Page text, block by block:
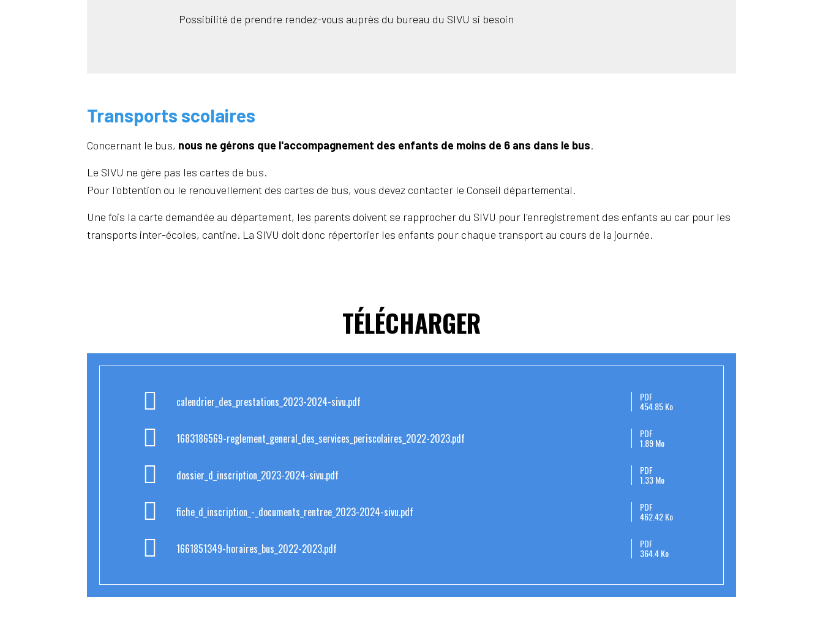
Possibilité de prendre rendez-vous auprès du bureau du SIVU si besoin
Transports scolaires
Concernant le bus, nous ne gérons que l'accompagnement des enfants de moins de 6 ans dans le bus.
Le SIVU ne gère pas les cartes de bus.
Pour l'obtention ou le renouvellement des cartes de bus, vous devez contacter le Conseil départemental.
Une fois la carte demandée au département, les parents doivent se rapprocher du SIVU pour l'enregistrement des enfants au car pour les
transports inter-écoles, cantine. La SIVU doit donc répertorier les enfants pour chaque transport au cours de la journée.
TÉLÉCHARGER
calendrier_des_prestations_2023-2024-sivu.pdf PDF
454.85 Ko
1683186569-reglement_general_des_services_periscolaires_2022-2023.pdf PDF
1.89 Mo
dossier_d_inscription_2023-2024-sivu.pdf PDF
1.33 Mo
fiche_d_inscription_-_documents_rentree_2023-2024-sivu.pdf PDF
462.42 Ko
1661851349-horaires_bus_2022-2023.pdf PDF
364.4 Ko